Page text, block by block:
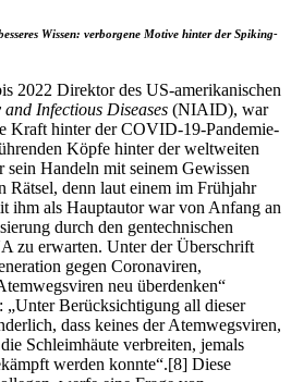
Wissen: verborgene Motive hinter der Spiking-
2022 Direktor des US-amerikanischen
Infectious Diseases (NIAID), war
Kraft hinter der COVID-19-Pandemie-
Köpfe hinter der weltweiten
Handeln mit seinem Gewissen
Rätsel, denn laut einem im Frühjahr
ihm als Hauptautor war von Anfang an
durch den gentechnischen
zu erwarten. Unter der Überschrift
gegen Coronaviren,
neu überdenken“
„Unter Berücksichtigung all dieser
dass keines der Atemwegsviren,
Schleimhäute verbreiten, jemals
werden konnte“.[8] Diese